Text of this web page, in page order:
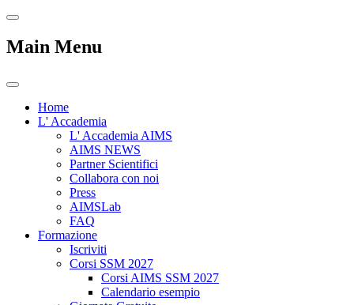
Main Menu
Home
L' Accademia
L' Accademia AIMS
AIMS NEWS
Partner Scientifici
Collabora con noi
Press
AIMSLab
FAQ
Formazione
Iscriviti
Corsi SSM 2027
Corsi AIMS SSM 2027
Calendario esempio